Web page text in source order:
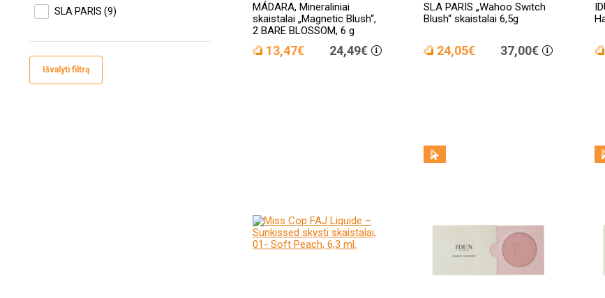
SLA PARIS (9)
Išvalyti filtrą
MÁDARA, Mineraliniai
skaistalai „Magnetic Blush“,
2 BARE BLOSSOM, 6 g
13,47€ 24,49€
SLA PARIS „Wahoo Switch
Blush“ skaistalai 6,5g
24,05€ 37,00€